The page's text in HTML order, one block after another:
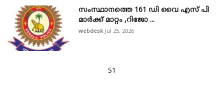
സംസ്ഥാനത്തെ 161 ഡി വൈ എസ് പി
മാർക്ക് മാറ്റം ,റിജോ ...
webdesk Jul 25, 2026
S1